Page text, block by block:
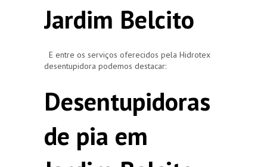
Jardim Belcito
E entre os serviços oferecidos pela Hidrotex
desentupidora podemos destacar:
Desentupidoras
de pia em